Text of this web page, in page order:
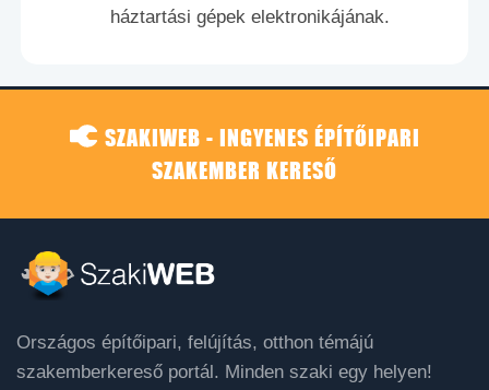
háztartási gépek elektronikájának.
SZAKIWEB - INGYENES ÉPÍTŐIPARI
SZAKEMBER KERESŐ
Országos építőipari, felújítás, otthon témájú
szakemberkereső portál. Minden szaki egy helyen!